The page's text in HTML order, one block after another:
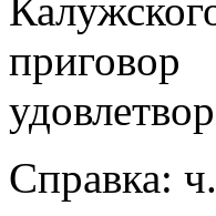
Справка: